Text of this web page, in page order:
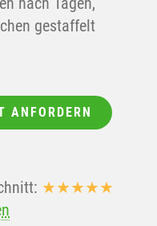
gestaffelt
ANFORDERN
★★★★★